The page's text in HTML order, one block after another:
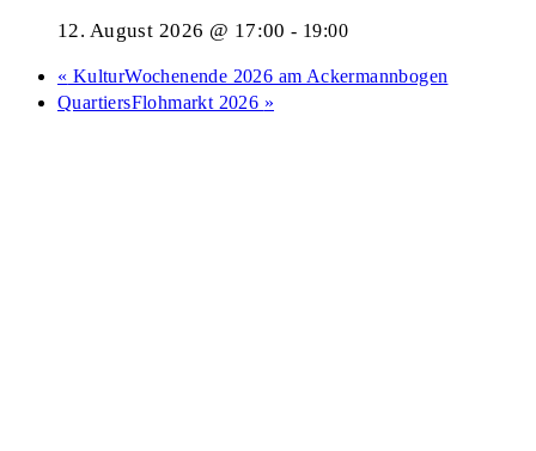
12. August 2026 @ 17:00 - 19:00
« KulturWochenende 2026 am Ackermannbogen
QuartiersFlohmarkt 2026 »